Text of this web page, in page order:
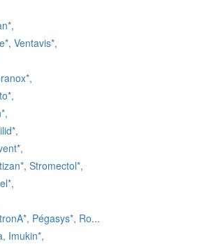
Ventavis*,
Stromectol*,
Pégasys*, Ro...
Imukin*,